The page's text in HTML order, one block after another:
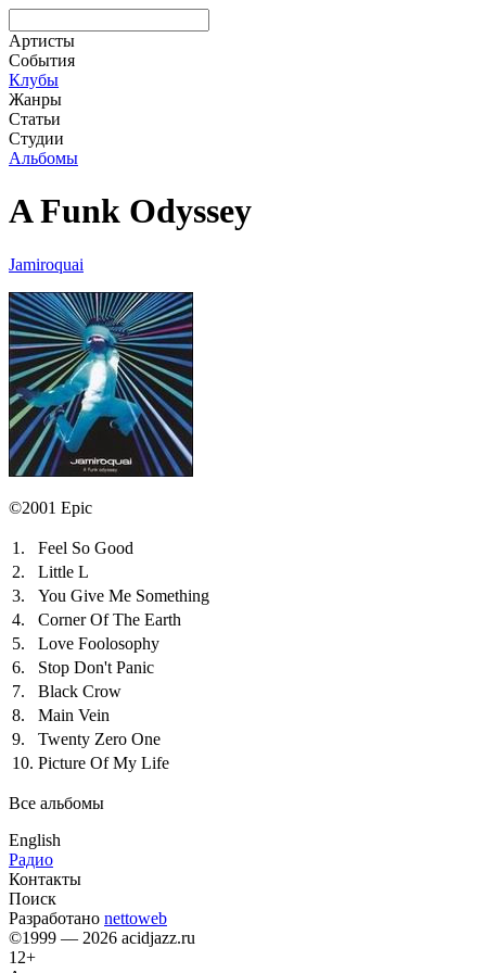
Артисты
События
Клубы
Жанры
Статьи
Студии
Альбомы
A Funk Odyssey
Jamiroquai
©2001 Epic
1.
Feel So Good
2.
Little L
3.
You Give Me Something
4.
Corner Of The Earth
5.
Love Foolosophy
6.
Stop Don't Panic
7.
Black Crow
8.
Main Vein
9.
Twenty Zero One
10. Picture Of My Life
Все альбомы
English
Радио
Контакты
Поиск
Разработано nettoweb
©1999 — 2026 acidjazz.ru
12+